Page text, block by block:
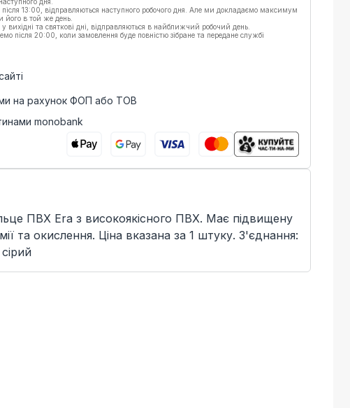
13:00, відправляються наступного робочого дня. Але ми докладаємо максимум
його в той же день.
вихідні та святкові дні, відправляються в найближчий робочий день.
після 20:00, коли замовлення буде повністю зібране та передане службі
на рахунок ФОП або ТОВ
monobank
ПВХ Era з високоякісного ПВХ. Має підвищену
та окислення. Ціна вказана за 1 штуку. З'єднання: